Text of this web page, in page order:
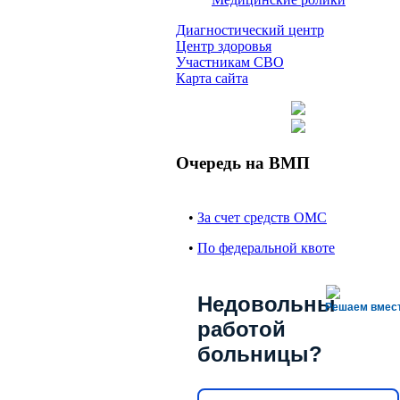
Диагностический центр
Центр здоровья
Участникам СВО
Карта сайта
Очередь на ВМП
• За счет средств ОМС
• По федеральной квоте
Решаем
Недовольны
работой
больницы?